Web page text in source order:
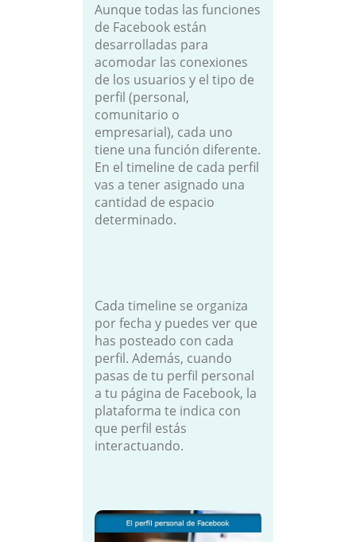
Aunque todas las funciones
de Facebook están
desarrolladas para
acomodar las conexiones
de los usuarios y el tipo de
perfil (personal,
comunitario o
empresarial), cada uno
tiene una función diferente.
En el timeline de cada perfil
vas a tener asignado una
cantidad de espacio
determinado.
Cada timeline se organiza
por fecha y puedes ver que
has posteado con cada
perfil. Además, cuando
pasas de tu perfil personal
a tu página de Facebook, la
plataforma te indica con
que perfil estás
interactuando.